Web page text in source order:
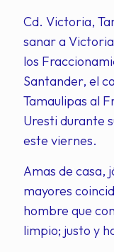
Cd. Victoria,
sanar a
los
Santander, el
Tamaulipas al
Uresti durante
este viernes.
Amas de casa,
mayores
hombre que
limpio; justo y